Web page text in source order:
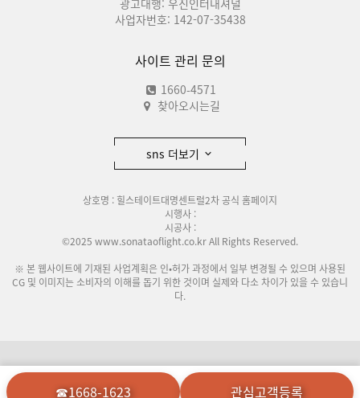
광고대행: 우진인터내셔널
사업자번호: 142-07-35438
사이트 관리 문의
1660-4571
찾아오시는길
sns 더보기
상호명 : 힐스테이트대명센트럴2차 공식 홈페이지
시행사 :
시공사 :
©2025 www.sonataoflight.co.kr All Rights Reserved.
※ 본 웹사이트에 기재된 사업계획은 인•허가 과정에서 일부 변경될 수 있으며 사용된
CG 및 이미지는 소비자의 이해를 돕기 위한 것이며 실제와 다소 차이가 있을 수 있습니
다.
이용안내 개인정보처리방침
☎1668-1623 관심고객등록